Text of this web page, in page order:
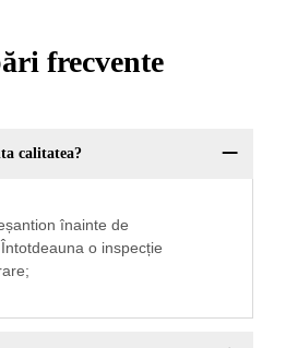
frecvente
calitatea?
înainte de
o inspecție